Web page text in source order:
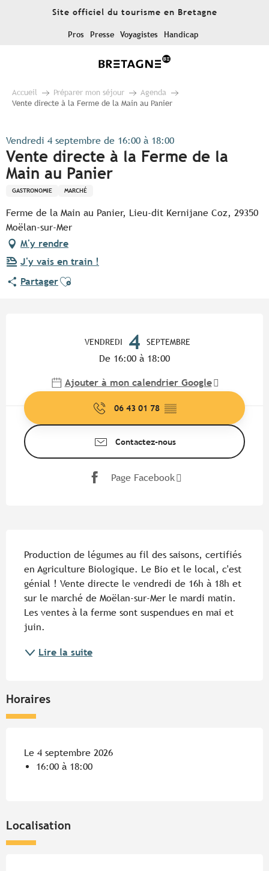
Site officiel du tourisme en Bretagne
Pros Presse Voyagistes Handicap
Accueil Préparer mon séjour
Agenda
Vente directe à la Ferme de la Main au Panier
Vendredi 4 septembre de 16:00 à 18:00
Vente directe à la Ferme de la
Main au Panier
GASTRONOMIE MARCHÉ
Ferme de la Main au Panier, Lieu-dit Kernijane Coz, 29350
Moëlan-sur-Mer
M'y rendre
J'y vais en train !
PartagerAjouter aux favoris
VENDREDI 4 SEPTEMBRE
De 16:00 à 18:00
Ajouter à mon calendrier Google
06 43 01 78 ▒▒
Contactez-nous
Page Facebook
Production de légumes au fil des saisons, certifiés
en Agriculture Biologique. Le Bio et le local, c'est
génial ! Vente directe le vendredi de 16h à 18h et
sur le marché de Moëlan-sur-Mer le mardi matin.
Les ventes à la ferme sont suspendues en mai et
juin.
Lire la suite
Horaires
Le 4 septembre 2026
16:00 à 18:00
Localisation